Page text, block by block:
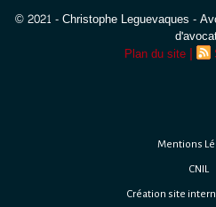
© 2021 - Christophe Leguevaques -
Plan du site |
Mentions
CNIL
Création site